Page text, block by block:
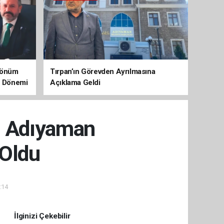
Dönemi
Tırpan’ın Görevden Ayrılmasına
Açıklama Geldi
İlginizi Çekebilir